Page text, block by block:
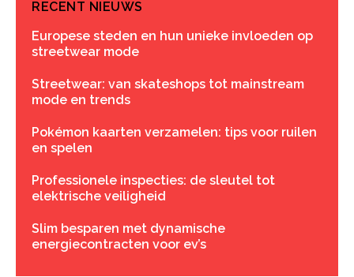
RECENT NIEUWS
Europese steden en hun unieke invloeden op
streetwear mode
Streetwear: van skateshops tot mainstream
mode en trends
Pokémon kaarten verzamelen: tips voor ruilen
en spelen
Professionele inspecties: de sleutel tot
elektrische veiligheid
Slim besparen met dynamische
energiecontracten voor ev’s